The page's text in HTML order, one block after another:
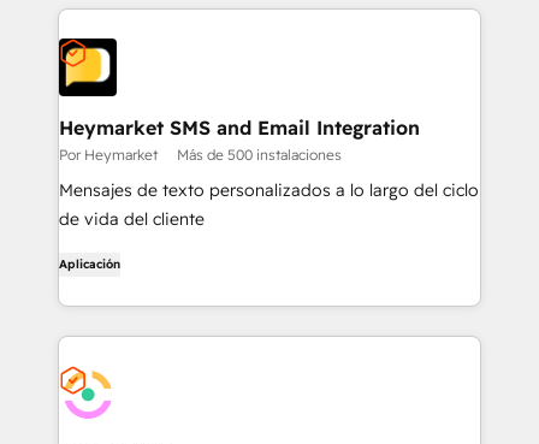
Heymarket SMS and Email Integration
Por Heymarket Más de 500 instalaciones
Mensajes de texto personalizados a lo largo del ciclo
de vida del cliente
Aplicación